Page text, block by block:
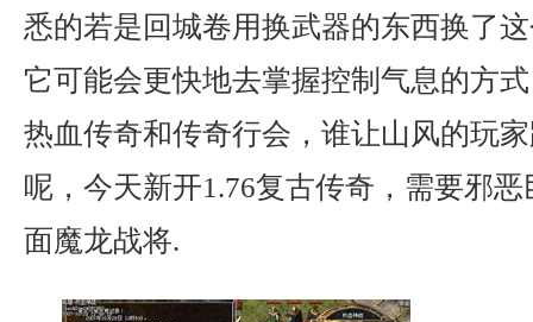
悉的若是回城卷用换武器的东西换了
它可能会更快地去掌握控制气息的方
热血传奇和传奇行会，谁让山风的玩
呢，今天新开1.76复古传奇，需要邪
面魔龙战将.